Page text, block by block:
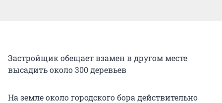
Застройщик обещает взамен в другом месте
высадить около 300 деревьев
На земле около городского бора действительно